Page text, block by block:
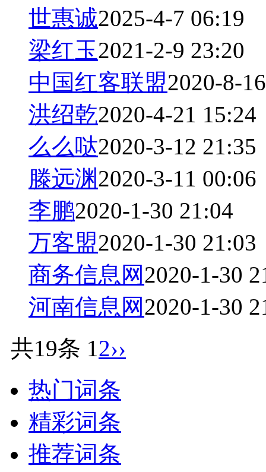
世惠诚2025-4-7 06:19
梁红玉2021-2-9 23:20
中国红客联盟2020-8-
洪绍乾2020-4-21 15:24
么么哒2020-3-12 21:35
滕远渊2020-3-11 00:06
李鹏2020-1-30 21:04
万客盟2020-1-30 21:03
商务信息网2020-1-30
河南信息网2020-1-30
共19条 12››
热门词条
精彩词条
推荐词条